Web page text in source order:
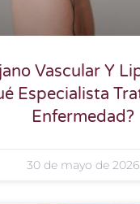
Vascular Y
Especialista
Enfermedad?
30 de mayo de 2026